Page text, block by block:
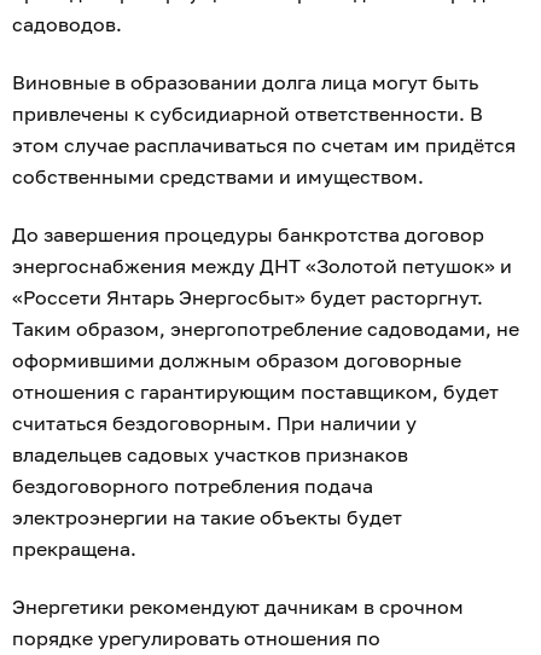
садоводов.
Виновные в образовании долга лица могут быть
привлечены к субсидиарной ответственности. В
этом случае расплачиваться по счетам им придётся
собственными средствами и имуществом.
До завершения процедуры банкротства договор
энергоснабжения между ДНТ «Золотой петушок» и
«Россети Янтарь Энергосбыт» будет расторгнут.
Таким образом, энергопотребление садоводами, не
оформившими должным образом договорные
отношения с гарантирующим поставщиком, будет
считаться бездоговорным. При наличии у
владельцев садовых участков признаков
бездоговорного потребления подача
электроэнергии на такие объекты будет
прекращена.
Энергетики рекомендуют дачникам в срочном
порядке урегулировать отношения по